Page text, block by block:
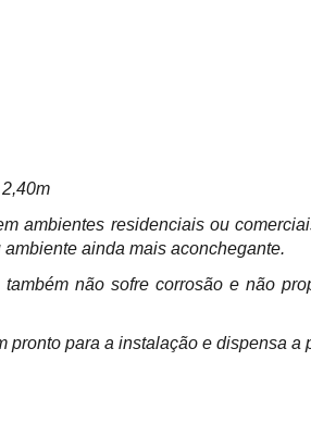
ambientes residenciais ou
ainda mais aconchegante.
não sofre corrosão e não
para a instalação e dispensa a